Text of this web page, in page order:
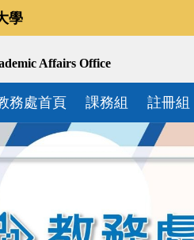
學
Affairs Office
務處首頁 課務組 註冊組